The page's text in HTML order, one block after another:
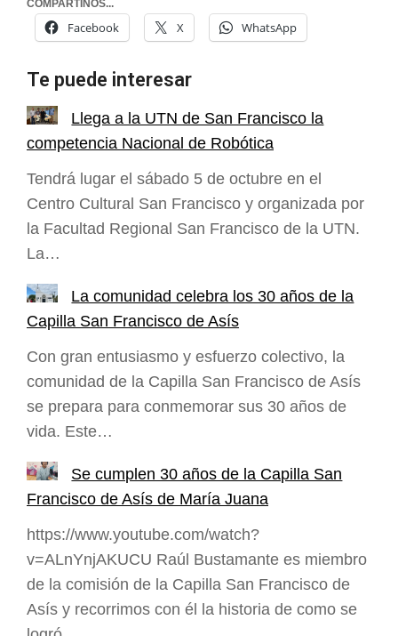
COMPARTINOS...
Facebook X WhatsApp
Te puede interesar
Llega a la UTN de San Francisco la
competencia Nacional de Robótica
Tendrá lugar el sábado 5 de octubre en el
Centro Cultural San Francisco y organizada por
la Facultad Regional San Francisco de la UTN.
La…
La comunidad celebra los 30 años de la
Capilla San Francisco de Asís
Con gran entusiasmo y esfuerzo colectivo, la
comunidad de la Capilla San Francisco de Asís
se prepara para conmemorar sus 30 años de
vida. Este…
Se cumplen 30 años de la Capilla San
Francisco de Asís de María Juana
https://www.youtube.com/watch?
v=ALnYnjAKUCU Raúl Bustamante es miembro
de la comisión de la Capilla San Francisco de
Asís y recorrimos con él la historia de como se